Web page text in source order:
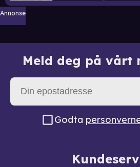
Annonse
Meld deg på vårt
Godta